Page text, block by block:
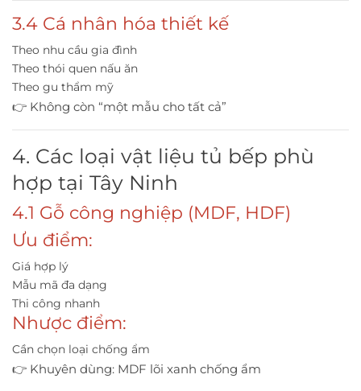
3.4 Cá nhân hóa thiết kế
Theo nhu cầu gia đình
Theo thói quen nấu ăn
Theo gu thẩm mỹ
👉 Không còn “một mẫu cho tất cả”
4. Các loại vật liệu tủ bếp phù
hợp tại Tây Ninh
4.1 Gỗ công nghiệp (MDF, HDF)
Ưu điểm:
Giá hợp lý
Mẫu mã đa dạng
Thi công nhanh
Nhược điểm:
Cần chọn loại chống ẩm
👉 Khuyên dùng: MDF lõi xanh chống ẩm